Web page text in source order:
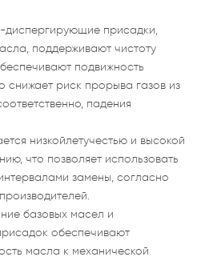
присадки,
поддерживают чистоту
подвижность
снижает риск прорыва газов из
падения
низкойлетучестью и высокой
что позволяет использовать
замены, согласно
базовых масел и
обеспечивают
масла к механической